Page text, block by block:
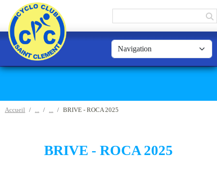
Accueil BRIVE - ROCA 2025
BRIVE - ROCA 2025
Panneau de gestion des cookies